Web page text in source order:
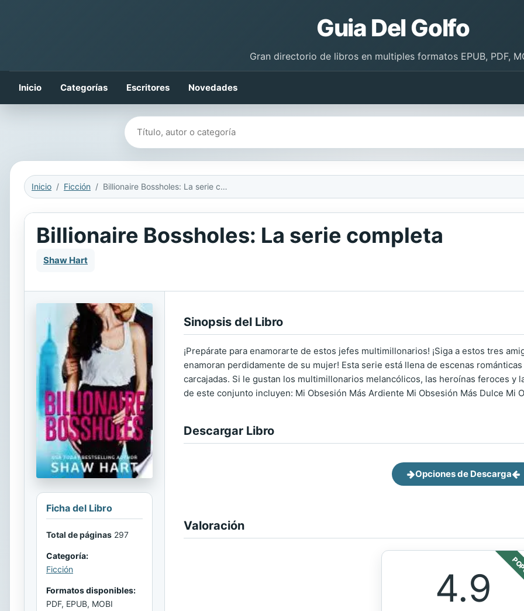
Guia Del Golfo
Gran directorio de libros en multiples formatos EPUB, PDF,
Inicio Categorías Escritores Novedades
Buscar libros
Inicio Ficción Billionaire Bossholes: La serie completa
Billionaire Bossholes: La serie completa
Shaw Hart
Ficha del Libro
Total de páginas 297
Categoría:
Ficción
Formatos disponibles:
PDF, EPUB, MOBI
Sinopsis del Libro
¡Prepárate para enamorarte de estos jefes multimillonarios! ¡Siga a estos tres
enamoran perdidamente de su mujer! Esta serie está llena de escenas
carcajadas. Si le gustan los multimillonarios melancólicos, las heroínas feroces y
de este conjunto incluyen: Mi Obsesión Más Ardiente Mi Obsesión Más Dulce Mi
Descargar Libro
Opciones de Descarga
Valoración
4.9